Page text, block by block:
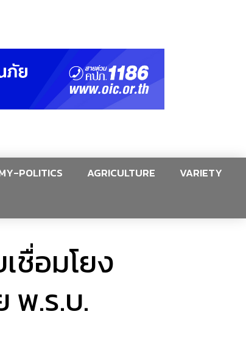
POLITICS AGRICULTURE
VARIETY
ชื่อมโยง
พ.ร.บ.